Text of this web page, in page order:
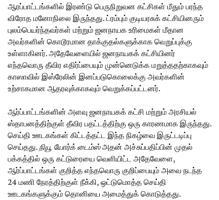
ஆரப்பாட்டங்களில் இரண்டு பெருநிறுவன கட்சிகள் மீதும் பரந்த
விரோத மனோநிலை இருந்தது. ட்ரம்பும் குடியரசுக் கட்சியினரும்
புலம்பெயர்ந்தவர்கள் மற்றும் ஜனநாயக உரிமைகள் மீதான
அவர்களின் கொடூரமான தாக்குதல்களுக்காக வெறுப்புக்கு
உள்ளாகினர். அதேவேளையில் ஜனநாயகக் கட்சியினர்
எந்தவொரு தீவிர எதிர்ப்பையும் முன்னெடுக்க மறுத்ததற்காகவும்
காஸாவில் இஸ்ரேலின் இனப்படுகொலைக்கு அவர்களின்
உற்சாகமான ஆதரவுக்காகவும் வெறுக்கப்பட்டனர்.
ஆர்ப்பாட்டங்களின் அளவு ஜனநாயகக் கட்சி மற்றும் அரசியல்
ஸ்தாபனத்திற்குள் தீவிர பதட்டத்திற்கு ஒரு காரணமாக இருந்தது.
செய்தி ஊடகங்கள் கிட்டத்தட்ட இந்த நிகழ்வை இருட்டடிப்பு
செய்தது.நியூ யோர்க்டைம்ஸ்அதன் அச்சுப்பதிப்பின் முதல்
பக்கத்தில் ஒரு கட்டுரையை வெளியிட்ட அதேவேளை,
ஆர்ப்பாட்டங்கள் குறித்த எந்தவொரு குறிப்பையும் அவை நடந்த
24 மணி நேரத்திற்குள் நீக்கி, ஒட்டுமொத்த செய்தி
ஊடகங்களுக்கும் தொனியை அமைத்துக் கொடுத்தது.